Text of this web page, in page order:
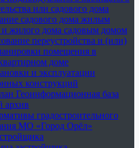
или садового дома
садового дома жилым
жилого дома садовым домом
переустройства и (или)
помещения в
доме
и эксплуатации
конструкций
Геоинформационная база
архив
градостроительного
МО «Город Орёл»